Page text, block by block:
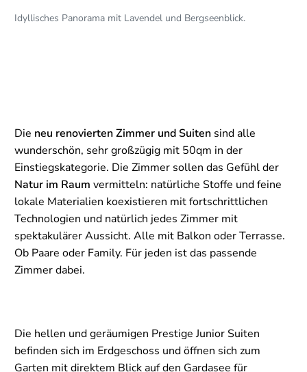
Idyllisches Panorama mit Lavendel und Bergseenblick.
Die neu renovierten Zimmer und Suiten sind alle
wunderschön, sehr großzügig mit 50qm in der
Einstiegskategorie. Die Zimmer sollen das Gefühl der
Natur im Raum vermitteln: natürliche Stoffe und feine
lokale Materialien koexistieren mit fortschrittlichen
Technologien und natürlich jedes Zimmer mit
spektakulärer Aussicht. Alle mit Balkon oder Terrasse.
Ob Paare oder Family. Für jeden ist das passende
Zimmer dabei.
Die hellen und geräumigen Prestige Junior Suiten
befinden sich im Erdgeschoss und öffnen sich zum
Garten mit direktem Blick auf den Gardasee für